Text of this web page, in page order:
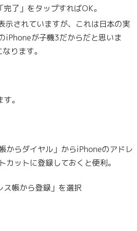
了」をタップすればOK。
されていますが、これは日本の実
iPhoneが子機3だからだと思いま
ります。
。
からダイヤル」からiPhoneのアドレ
ットに登録しておくと便利。
帳から登録」を選択